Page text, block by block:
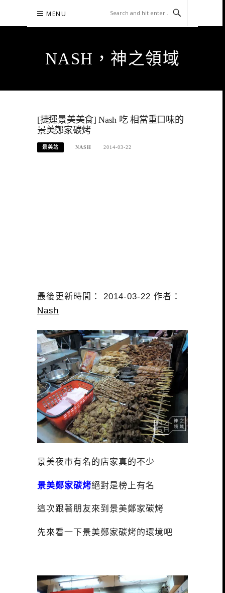
content
MENU
NASH，神之領域
[捷運景美美食] Nash 吃 相當重口味的
景美鄭家碳烤
景美站 NASH 2014-03-22
最後更新時間： 2014-03-22 作者：
Nash
景美夜市有名的店家真的不少
景美鄭家碳烤絕對是榜上有名
這次跟著朋友來到景美鄭家碳烤
先來看一下景美鄭家碳烤的環境吧